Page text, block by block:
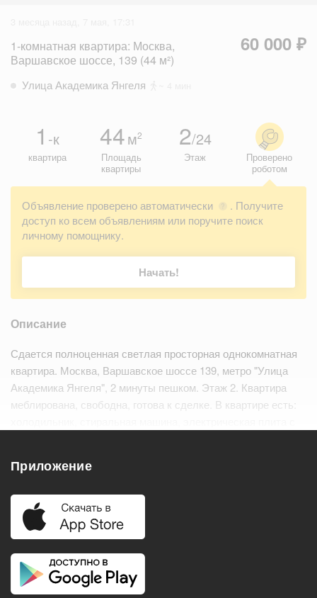
1-комнатная квартира: Москва,
Варшавское шоссе, 139 (44 м²)
60 000 ₽
Улица Академика Янгеля
1 -к
квартира
44м2
Площадь
квартиры
2/24
Этаж
Проверено
роботом
Объявление проверено автоматически ?
. Получите
доступ ко всем объявлениям или поручите поиск
личному помощнику.
Начать!
Описание
Сдается полноценная светлая просторная однокомнатная
квартира. Москва, Варшавское шоссе 139, метро "Улица
Академика Янгеля", 2 минуты пешком. Этаж 2. Квартира
меблирована, свободна, готова к сделке. В квартире есть:
Удобства
Балкон
Телевизор
Приложение